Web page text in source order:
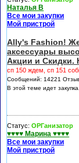
Наталья В
Все мои закупки
Мой пристрой
Ally's Fashion!
аксессуары
Акции и
сп 150 ждем, сп 151
Сообщений: 14221
В этой теме идет закупка.
Статус:ОРГанизатор
♥♥♥♥ Марина ♥♥♥♥
Все мои закупки
Мой пристрой